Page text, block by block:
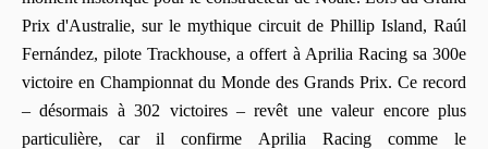
Prix d'Australie, sur le mythique circuit de Phillip Island, Raúl
Fernández, pilote Trackhouse, a offert à Aprilia Racing sa 300e
victoire en Championnat du Monde des Grands Prix. Ce record
– désormais à 302 victoires – revêt une valeur encore plus
particulière, car il confirme Aprilia Racing comme le